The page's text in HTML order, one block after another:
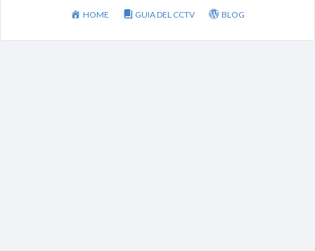
HOME GUIA DEL CCTV BLOG